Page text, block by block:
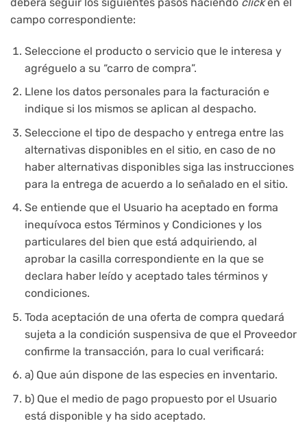
campo correspondiente:
Seleccione el producto o servicio que le interesa y
agréguelo a su “carro de compra”.
Llene los datos personales para la facturación e
indique si los mismos se aplican al despacho.
Seleccione el tipo de despacho y entrega entre las
alternativas disponibles en el sitio, en caso de no
haber alternativas disponibles siga las instrucciones
para la entrega de acuerdo a lo señalado en el sitio.
Se entiende que el Usuario ha aceptado en forma
inequívoca estos Términos y Condiciones y los
particulares del bien que está adquiriendo, al
aprobar la casilla correspondiente en la que se
declara haber leído y aceptado tales términos y
condiciones.
Toda aceptación de una oferta de compra quedará
sujeta a la condición suspensiva de que el Proveedor
confirme la transacción, para lo cual verificará:
a) Que aún dispone de las especies en inventario.
b) Que el medio de pago propuesto por el Usuario
está disponible y ha sido aceptado.